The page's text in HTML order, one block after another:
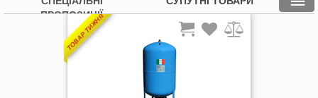
ПРОПОЗИЦІЇ
ТОВАР ТИЖНЯ